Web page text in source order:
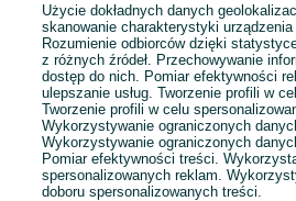
E-mail
Hasło
Użycie dokładnych danych
skanowanie charakterystyki
Rozumienie odbiorców dzięki
z różnych źródeł. Przechowywanie
dostęp do nich. Pomiar efektywności
ulepszanie usług. Tworzenie profili w
Tworzenie profili w celu
Wykorzystywanie ograniczonych
Wykorzystywanie ograniczonych
Pomiar efektywności treści.
spersonalizowanych reklam.
doboru spersonalizowanych treści.